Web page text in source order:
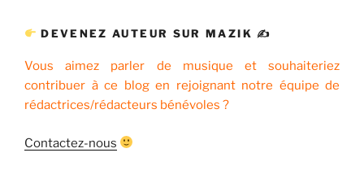
DEVENEZ AUTEUR SUR MAZIK ✍
Vous aimez parler de musique et souhaiteriez
contribuer à ce blog en rejoignant notre équipe de
rédactrices/rédacteurs bénévoles ?
Contactez-nous